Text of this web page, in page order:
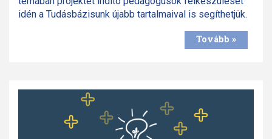
idén a Tudásbázisunk újabb tartalmaival is segíthetjük.
Tovább »